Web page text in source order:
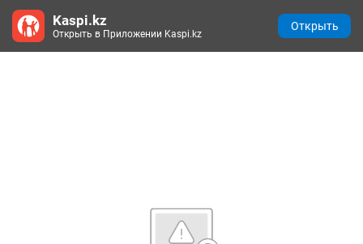
Kaspi.kz
Открыть в Приложении Kaspi.kz
Открыть